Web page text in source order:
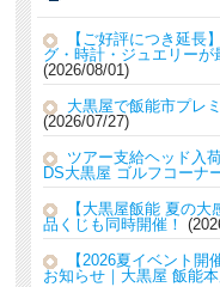
【ご好評につき延長
グ・時計・ジュエリー
2026/08/01
大黒屋で飯能市プレ
2026/07/27
ツアー支給ヘッド入
DS大黒屋 ゴルフコーナ
【大黒屋飯能 夏の
品くじも同時開催！
【2026夏イベント
お知らせ｜大黒屋 飯能